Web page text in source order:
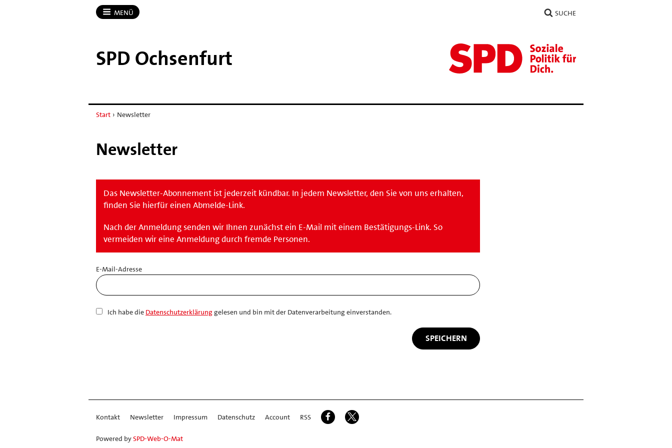
MENÜ SUCHE
SPD Ochsenfurt
Start › Newsletter
Newsletter
Das Newsletter-Abonnement ist jederzeit kündbar. In jedem Newsletter, den Sie von uns erhalten,
finden Sie hierfür einen Abmelde-Link.
Nach der Anmeldung senden wir Ihnen zunächst ein E-Mail mit einem Bestätigungs-Link. So
vermeiden wir eine Anmeldung durch fremde Personen.
E-Mail-Adresse
Ich habe die Datenschutzerklärung gelesen und bin mit der Datenverarbeitung einverstanden.
Kontakt Newsletter Impressum Datenschutz Account RSS
Powered bySPD-Web-O-Mat